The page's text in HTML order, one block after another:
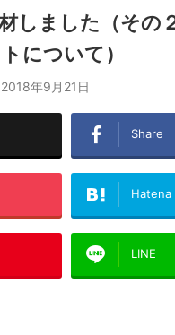
しました（その
について）
2018年9月21日
Share
Hatena
LINE